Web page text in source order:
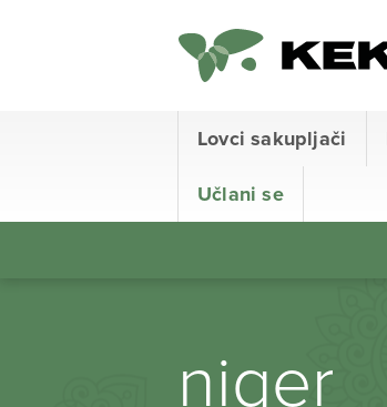
Lovci sakupljači
Učlani se
niger